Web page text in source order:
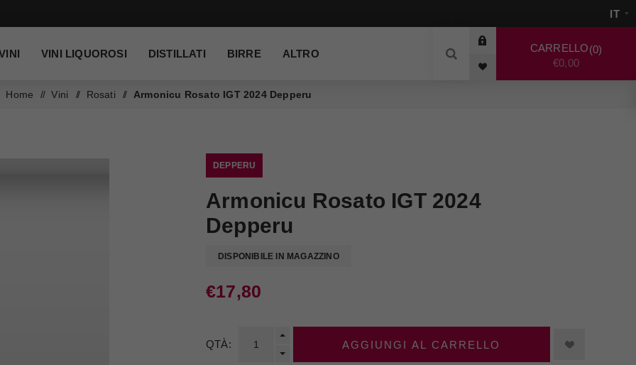
VINI LIQUOROSI DISTILLATI BIRRE ALTRO CARRELLO 0
€0,00
Home / Vini / Rosati / Armonicu Rosato IGT 2024 Depperu
DEPPERU
Armonicu Rosato IGT 2024
Depperu
DISPONIBILE IN MAGAZZINO
€17,80
QTÀ: AGGIUNGI AL CARRELLO